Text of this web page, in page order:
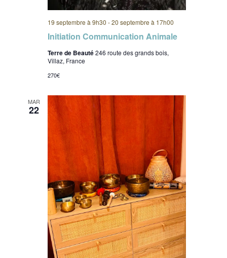
Initiation Communication Animale
19 septembre à 9h30 -20 septembre à 17h00
Terre de Beauté246 route des grands bois,
Villaz, France
270€
MAR
22